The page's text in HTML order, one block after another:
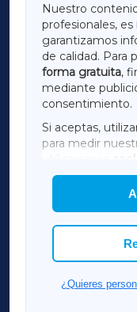
Nuestro
profesionales,
garantizamos
de calidad. Para
forma gratuita,
mediante
consentimiento.
Si aceptas,
para medir
utilizaremos
mostrar
Asimismo,
las cookies que
¿Quieres